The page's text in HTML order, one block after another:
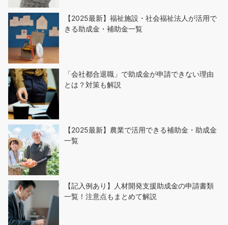
【2025最新】福祉施設・社会福祉法人が活用で
きる助成金・補助金一覧
「会社都合退職」で助成金が申請できない理由
とは？対策も解説
【2025最新】農業で活用できる補助金・助成金
一覧
【記入例あり】人材開発支援助成金の申請書類
一覧！注意点もまとめて解説